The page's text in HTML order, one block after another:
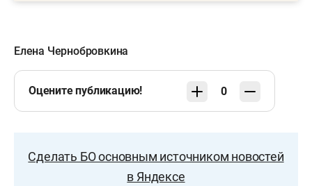
Елена Чернобровкина
Оцените публикацию! 0
Сделать БО основным источником новостей
в Яндексе